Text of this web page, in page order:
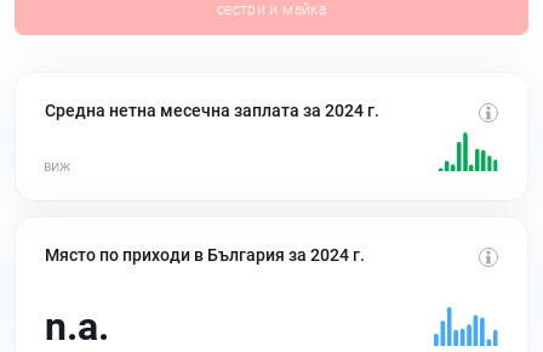
сестри и майка
Средна нетна месечна заплата за 2024 г.
Място по приходи в България за 2024 г.
n.a.